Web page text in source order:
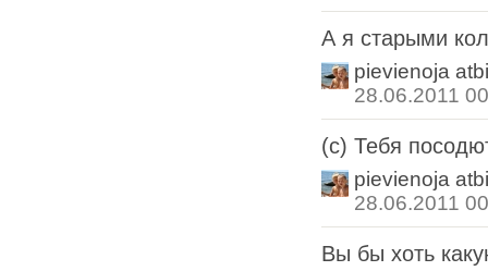
А я старыми
pievienoja
28.06.2011
(с) Тебя
pievienoja
28.06.2011
Вы бы хоть